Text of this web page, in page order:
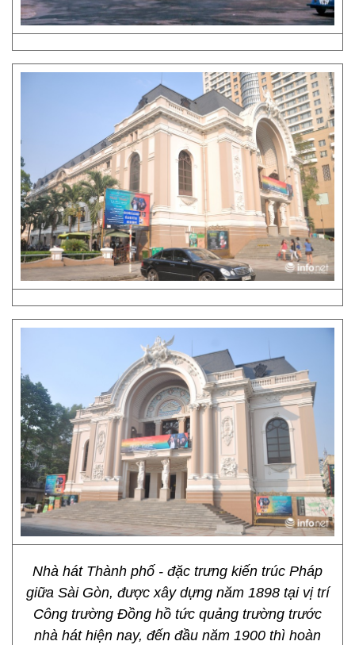
Nhà hát Thành phố - đặc trưng kiến trúc Pháp
giữa Sài Gòn, được xây dựng năm 1898 tại vị trí
Công trường Đồng hồ tức quảng trường trước
nhà hát hiện nay, đến đầu năm 1900 thì hoàn